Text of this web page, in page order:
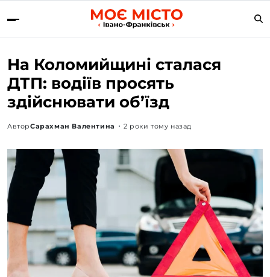
На Коломийщині сталася
ДТП: водіїв просять
здійснювати об’їзд
АвторСарахман Валентина 2 роки тому назад